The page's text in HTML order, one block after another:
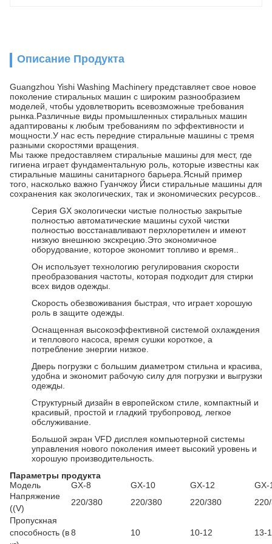
Описание Продукта
Guangzhou Yishi Washing Machinery представляет свое новое
поколение стиральных машин с широким разнообразием
моделей, чтобы удовлетворить всевозможные требования
рынка.Различные виды промышленных стиральных машин
адаптированы к любым требованиям по эффективности и
мощности.У нас есть передние стиральные машины с тремя
разными скоростями вращения.
Мы также предоставляем стиральные машины для мест, где
гигиена играет фундаментальную роль, которые известны как
стиральные машины санитарного барьера.Ясный пример
того, насколько важно Гуанчжоу Йиси стиральные машины для
сохранения как экологических, так и экономических ресурсов..
Серия GX экологически чистые полностью закрытые
полностью автоматические машины сухой чистки
полностью восстанавливают перхлоретилен и имеют
низкую внешнюю экскрецию.Это экономичное
оборудование, которое экономит топливо и время..
Он использует технологию регулирования скорости
преобразования частоты, которая подходит для стирки
всех видов одежды.
Скорость обезвоживания быстрая, что играет хорошую
роль в защите одежды.
Оснащенная высокоэффективной системой охлаждения
и теплового насоса, время сушки короткое, а
потребление энергии низкое.
Дверь погрузки с большим диаметром стильна и красива,
удобна и экономит рабочую силу для погрузки и выгрузки
одежды.
Структурный дизайн в европейском стиле, компактный и
красивый, простой и гладкий трубопровод, легкое
обслуживание.
Большой экран VFD дисплея компьютерной системы
управления нового поколения имеет высокий уровень и
хорошую производительность.
Параметры продукта
Модель
GX-8 GX-10 GX-12
GX-
Напряжение
((V)
220/380 220/380 220/380
Пропускная
способность (в8 10 10-12 13-